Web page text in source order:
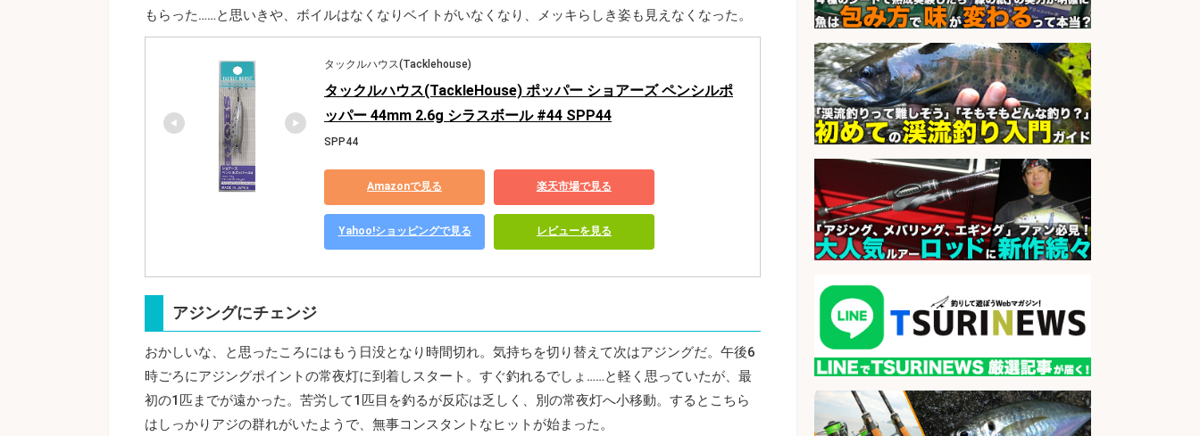
もらった……と思いきや、ボイルはなくなりベイトがいなくなり、メッキらしき姿も見えなくなった。
タックルハウス(Tacklehouse)
タックルハウス(TackleHouse) ポッパー ショアーズ ペンシルポ
ッパー 44mm 2.6g シラスボール #44 SPP44
SPP44
Amazonで見る 楽天市場で見る
Yahoo!ショッピングで見る レビューを見る
アジングにチェンジ
おかしいな、と思ったころにはもう日没となり時間切れ。気持ちを切り替えて次はアジングだ。午後6
時ごろにアジングポイントの常夜灯に到着しスタート。すぐ釣れるでしょ……と軽く思っていたが、最
初の1匹までが遠かった。苦労して1匹目を釣るが反応は乏しく、別の常夜灯へ小移動。するとこちら
はしっかりアジの群れがいたようで、無事コンスタントなヒットが始まった。